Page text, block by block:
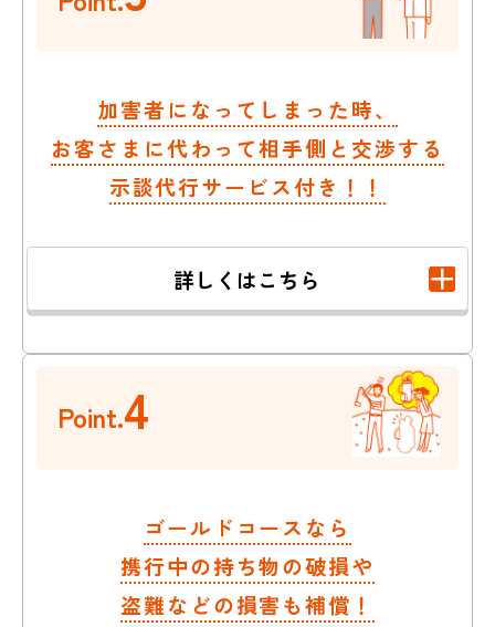
加害者になってしまった時、
お客さまに代わって相手側と交渉する
示談代行サービス付き！！
詳しくはこちら
Point.4
ゴールドコースなら
携行中の持ち物の破損や
盗難などの損害も補償！